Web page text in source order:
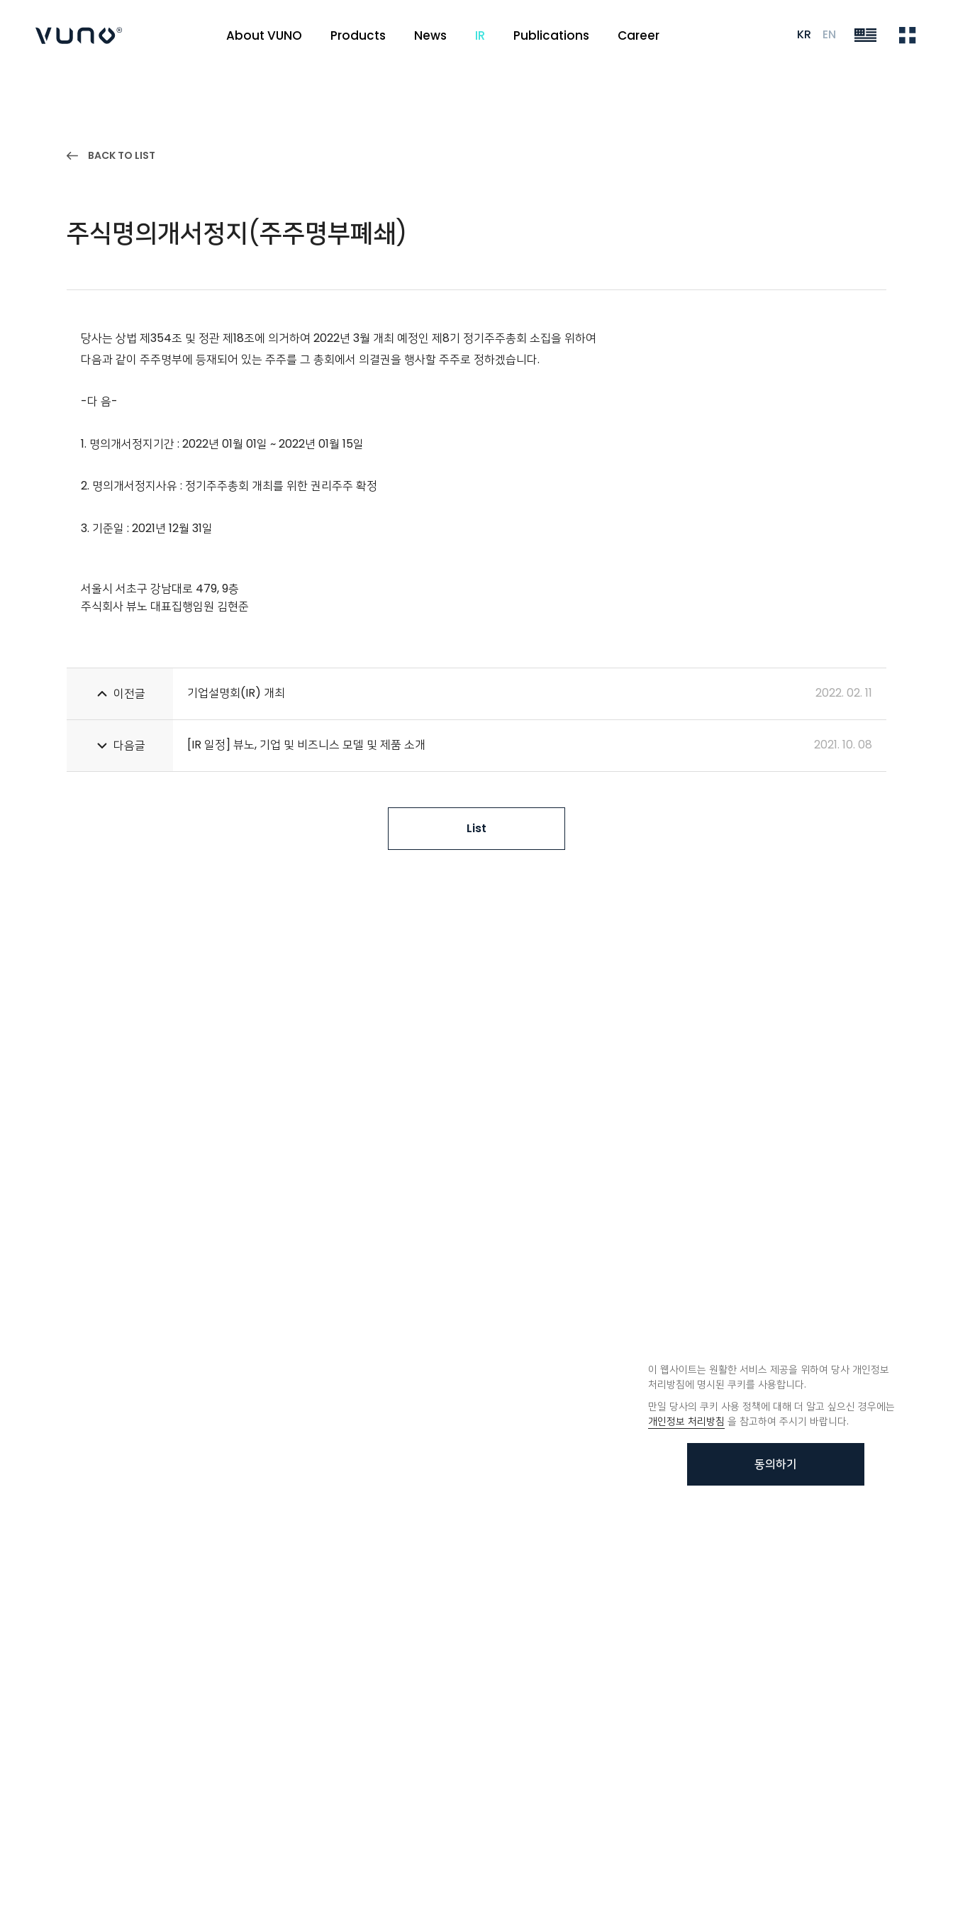
(주) 뷰노 About VUNO Products News IR Publications Career KR EN
BACK TO LIST
주식명의개서정지(주주명부폐쇄)
당사는 상법 제354조 및 정관 제18조에 의거하여 2022년 3월 개최 예정인 제8기 정기주주총회 소집을 위하여
다음과 같이 주주명부에 등재되어 있는 주주를 그 총회에서 의결권을 행사할 주주로 정하겠습니다.
-다 음-
1. 명의개서정지기간 : 2022년 01월 01일 ~ 2022년 01월 15일
2. 명의개서정지사유 : 정기주주총회 개최를 위한 권리주주 확정
3. 기준일 : 2021년 12월 31일
서울시 서초구 강남대로 479, 9층
주식회사 뷰노 대표집행임원 김현준
이전글 기업설명회(IR) 개최 2022. 02. 11
다음글 [IR 일정] 뷰노, 기업 및 비즈니스 모델 및 제품 소개 2021. 10. 08
List
이 웹사이트는 원활한 서비스 제공을 위하여 당사 개인정보
처리방침에 명시된 쿠키를 사용합니다.
만일 당사의 쿠키 사용 정책에 대해 더 알고 싶으신 경우에는
개인정보 처리방침 을 참고하여 주시기 바랍니다.
동의하기